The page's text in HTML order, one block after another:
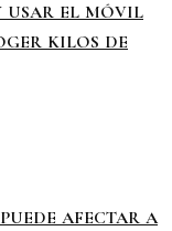
USAR EL MÓVIL
KILOS DE
AFECTAR A